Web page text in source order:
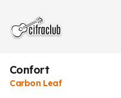
Confort
Carbon Leaf